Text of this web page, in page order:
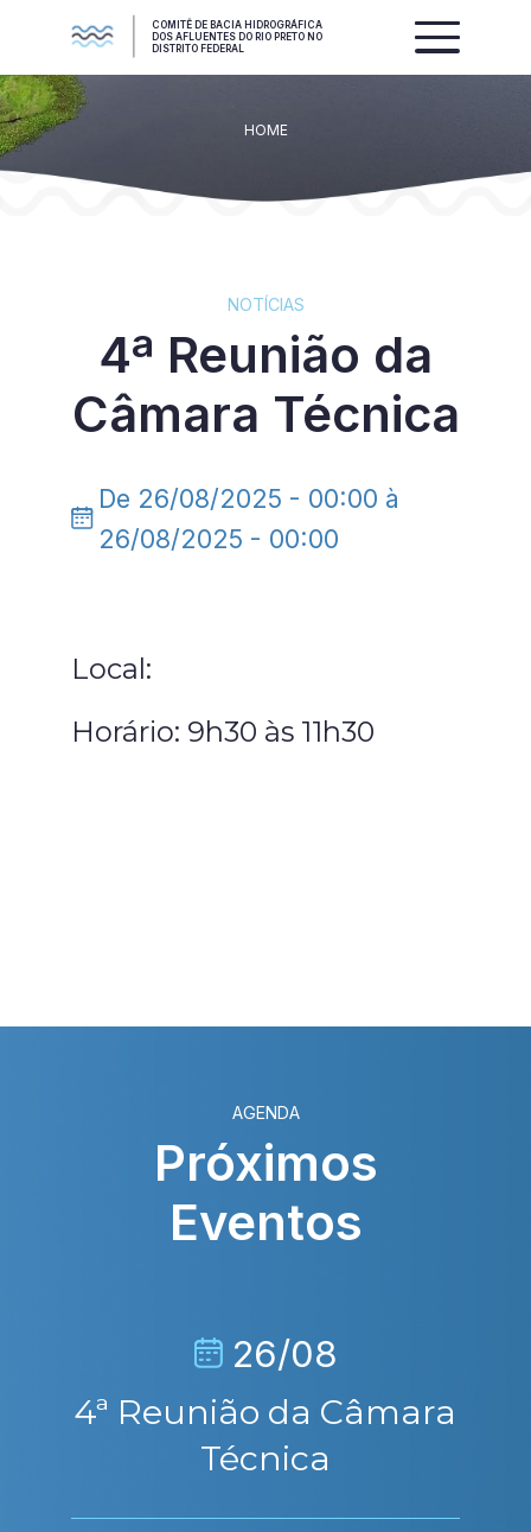
COMITÊ DE BACIA HIDROGRÁFICA
DOS AFLUENTES DO RIO PRETO NO
DISTRITO FEDERAL
HOME
NOTÍCIAS
4ª Reunião da
Câmara Técnica
De 26/08/2025 - 00:00 à
26/08/2025 - 00:00
Local:
Horário: 9h30 às 11h30
AGENDA
Próximos
Eventos
26/08
4ª Reunião da Câmara
Técnica